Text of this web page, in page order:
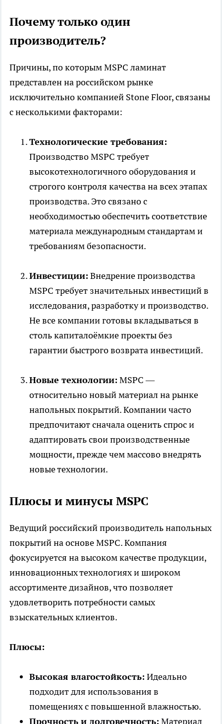
Почему только один
производитель?
Причины, по которым MSPC ламинат
представлен на российском рынке
исключительно компанией Stone Floor, связаны
с несколькими факторами:
Технологические требования:
Производство MSPC требует
высокотехнологичного оборудования и
строгого контроля качества на всех этапах
производства. Это связано с
необходимостью обеспечить соответствие
материала международным стандартам и
требованиям безопасности.
Инвестиции: Внедрение производства
MSPC требует значительных инвестиций в
исследования, разработку и производство.
Не все компании готовы вкладываться в
столь капиталоёмкие проекты без
гарантии быстрого возврата инвестиций.
Новые технологии: MSPC —
относительно новый материал на рынке
напольных покрытий. Компании часто
предпочитают сначала оценить спрос и
адаптировать свои производственные
мощности, прежде чем массово внедрять
новые технологии.
Плюсы и минусы MSPC
Ведущий российский производитель напольных
покрытий на основе MSPC. Компания
фокусируется на высоком качестве продукции,
инновационных технологиях и широком
ассортименте дизайнов, что позволяет
удовлетворить потребности самых
взыскательных клиентов.
Плюсы:
Высокая влагостойкость: Идеально
подходит для использования в
помещениях с повышенной влажностью.
Прочность и долговечность: Материал